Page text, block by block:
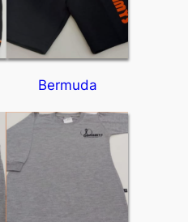
Bermuda